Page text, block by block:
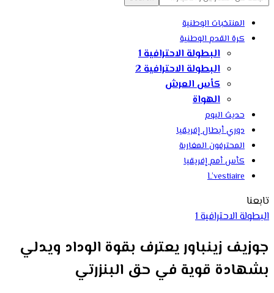
المنتخبات الوطنية
كرة القدم الوطنية
البطولة الاحترافية 1
البطولة الاحترافية 2
كأس العرش
الهواة
حديث اليوم
دوري أبطال إفريقيا
المحترفون المغاربة
كأس أمم إفريقيا
L’vestiaire
تابعنا
البطولة الاحترافية 1
جوزيف زينباور يعترف بقوة الوداد ويدلي
بشهادة قوية في حق البنزرتي